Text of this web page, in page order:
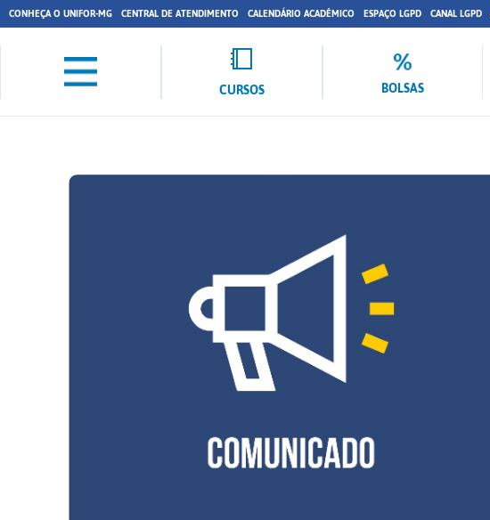
CONHEÇA O UNIFOR-MG CENTRAL DE ATENDIMENTO CALENDÁRIO ACADÊMICO ESPAÇO LGPD CANAL LGPD
CURSOS BOLSAS